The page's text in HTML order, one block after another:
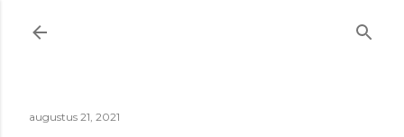
augustus 21, 2021